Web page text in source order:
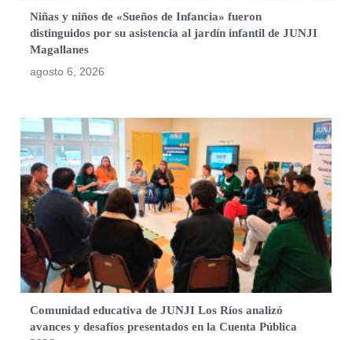
Niñas y niños de «Sueños de Infancia» fueron
distinguidos por su asistencia al jardín infantil de JUNJI
Magallanes
agosto 6, 2026
Comunidad educativa de JUNJI Los Ríos analizó
avances y desafíos presentados en la Cuenta Pública